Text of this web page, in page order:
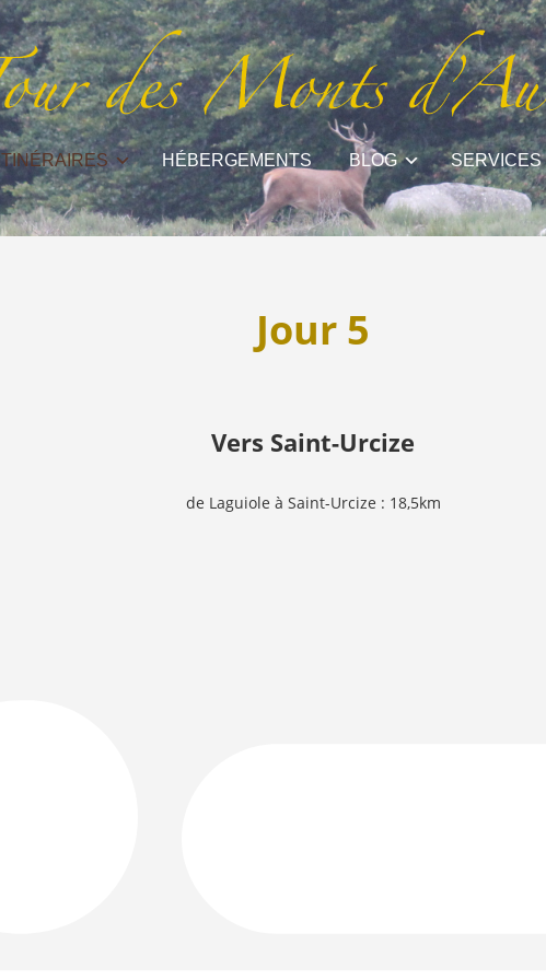
ITINÉRAIRES HÉBERGEMENTS BLOG SERVICES
Jour 5
Vers Saint-Urcize
de Laguiole à Saint-Urcize : 18,5km